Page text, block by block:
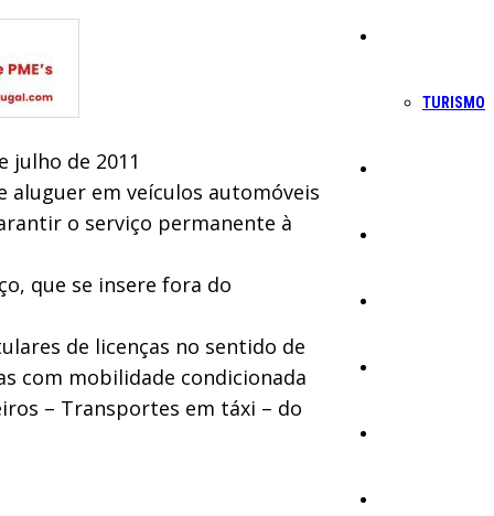
TURISMO
julho de 2011
aluguer em veículos automóveis
o serviço permanente à
que se insere fora do
de licenças no sentido de
com mobilidade condicionada
– Transportes em táxi – do